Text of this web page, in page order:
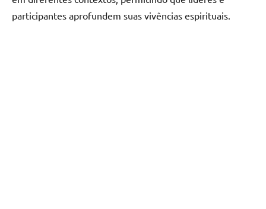
participantes aprofundem suas vivências espirituais.